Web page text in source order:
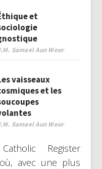
et
Samael Aun Weor
vaisseaux
et les
Samael Aun Weor
Register
avec une plus